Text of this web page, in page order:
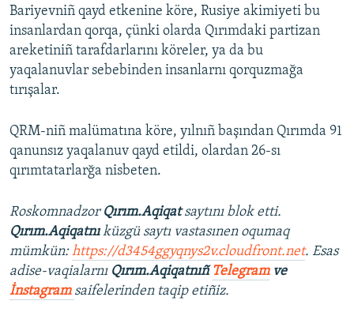
Bariyevniñ qayd etkenine köre, Rusiye akimiyeti bu
insanlardan qorqa, çünki olarda Qırımdaki partizan
areketiniñ tarafdarlarını köreler, ya da bu
yaqalanuvlar sebebinden insanlarnı qorquzmağa
tırışalar.
QRM-niñ malümatına köre, yılnıñ başından Qırımda 91
qanunsız yaqalanuv qayd etildi, olardan 26-sı
qırımtatarlarğa nisbeten.
Roskomnadzor Qırım.Aqiqatsaytını blok etti.
Qırım.Aqiqatnıküzgü saytı vastasınen oqumaq
mümkün:https://d3454ggyqnys2v.cloudfront.net. Esas
adise-vaqialarnı Qırım.Aqiqatnıñ Telegramve
İnstagram saifelerinden taqip etiñiz.